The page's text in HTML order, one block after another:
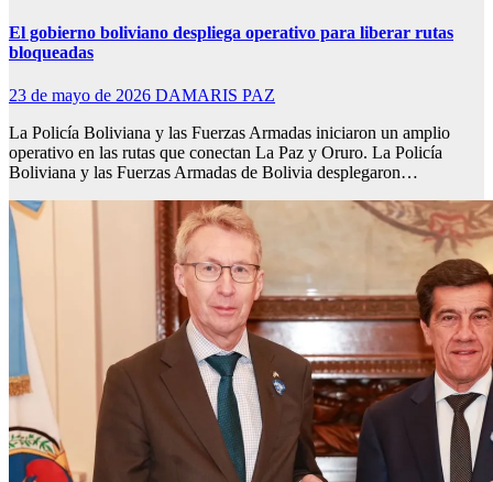
El gobierno boliviano despliega operativo para liberar rutas
bloqueadas
23 de mayo de 2026 DAMARIS PAZ
La Policía Boliviana y las Fuerzas Armadas iniciaron un amplio
operativo en las rutas que conectan La Paz y Oruro. La Policía
Boliviana y las Fuerzas Armadas de Bolivia desplegaron…